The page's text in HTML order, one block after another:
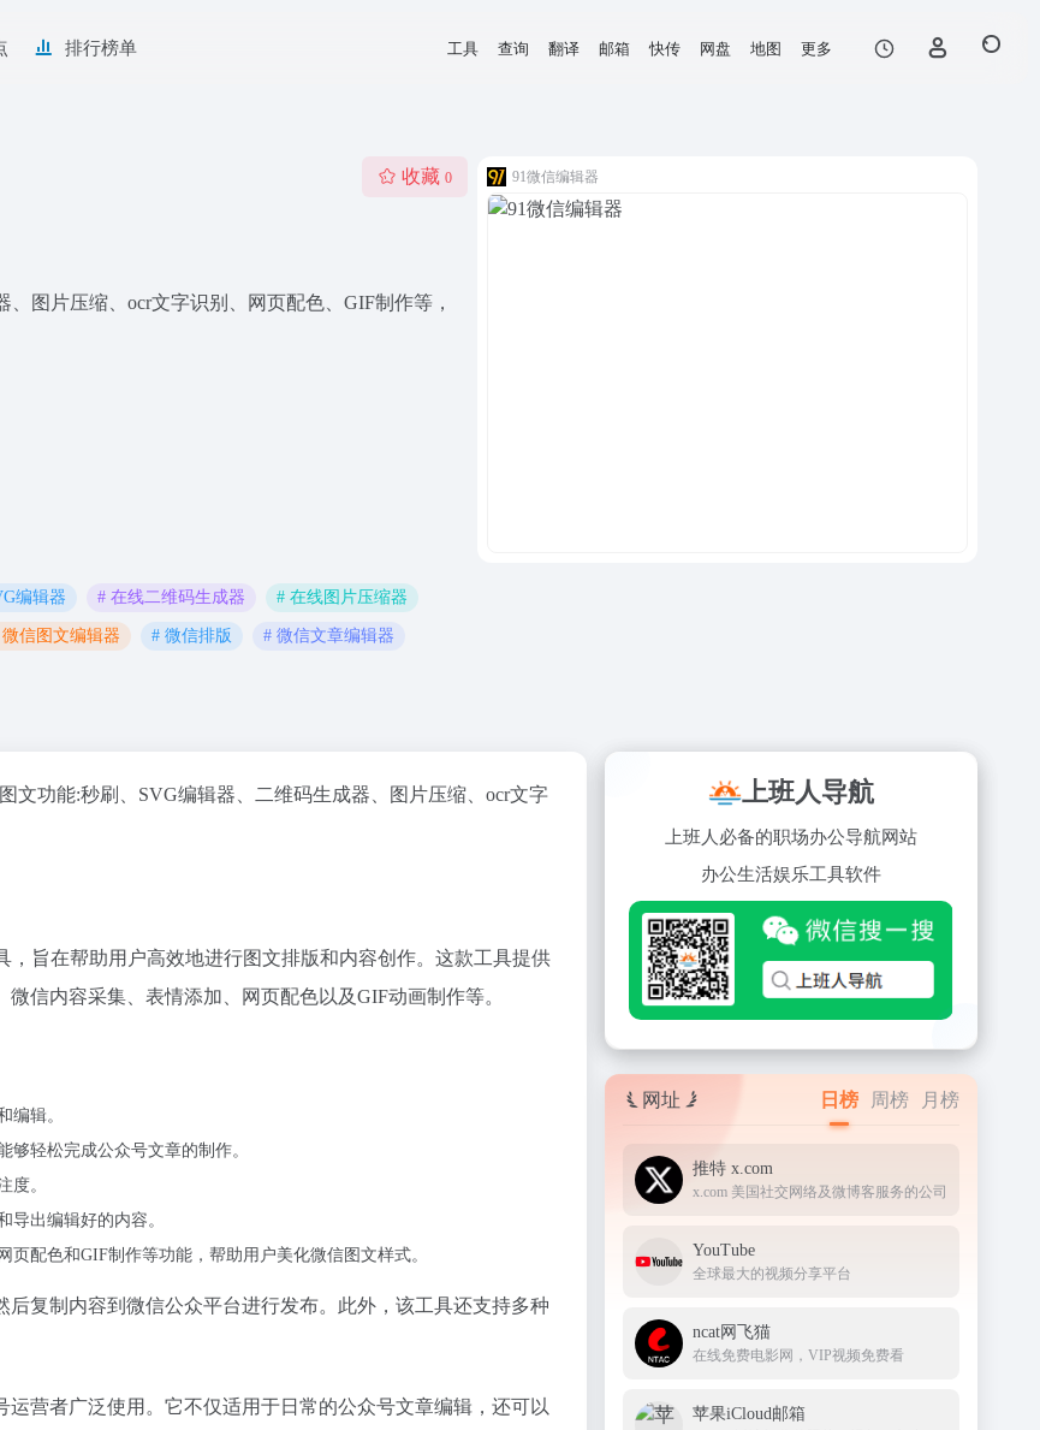
排行榜单 工具 查询 翻译 邮箱 快传 网盘 地图 更多
收藏 0
图片压缩、ocr文字识别、网页配色、GIF制作等，
编辑器 # 在线二维码生成器 # 在线图片压缩器
微信图文编辑器 # 微信排版 # 微信文章编辑器
91微信编辑器
文功能:秒刷、SVG编辑器、二维码生成器、图片压缩、ocr文字
，旨在帮助用户高效地进行图文排版和内容创作。这款工具提供
信内容采集、表情添加、网页配色以及GIF动画制作等。
编辑。
轻松完成公众号文章的制作。
度。
导出编辑好的内容。
配色和GIF制作等功能，帮助用户美化微信图文样式。
复制内容到微信公众平台进行发布。此外，该工具还支持多种
营者广泛使用。它不仅适用于日常的公众号文章编辑，还可以
上班人导航
上班人必备的职场办公导航网站
办公生活娱乐工具软件
网址 日榜 周榜 月榜
推特 x.com
x.com 美国社交网络及微博客服务的公司
YouTube
全球最大的视频分享平台
ncat网飞猫
在线免费电影网，VIP视频免费看
苹果iCloud邮箱